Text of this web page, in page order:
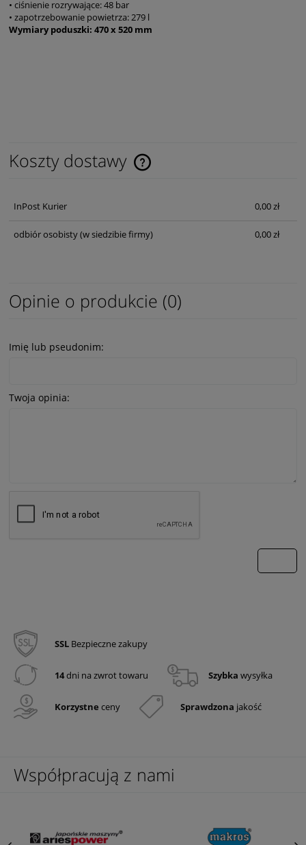
• ciśnienie rozrywające: 48 bar
• zapotrzebowanie powietrza: 279 l
Wymiary poduszki: 470 x 520 mm
Koszty dostawy
Cena nie zawiera ewentualnych kosztów płatności
InPost Kurier 0,00 zł
odbiór osobisty(w siedzibie firmy) 0,00 zł
Opinie o produkcie (0)
Imię lub pseudonim:
Twoja opinia:
SSL Bezpieczne zakupy
14dni na zwrot towaru Szybka wysyłka
Korzystne ceny Sprawdzona jakość
Współpracują z nami